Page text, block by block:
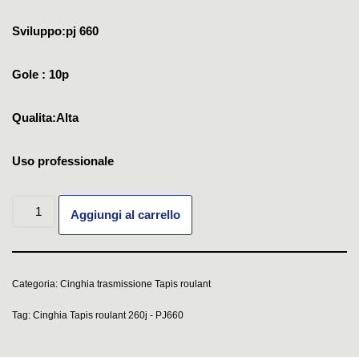
Sviluppo:pj 660
Gole : 10p
Qualita:Alta
Uso professionale
Aggiungi al carrello
Categoria: Cinghia trasmissione Tapis roulant
Tag: Cinghia Tapis roulant 260j - PJ660